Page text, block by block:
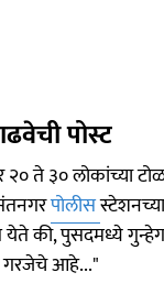
पोस्ट
ते ३० लोकांच्या
पोलीस
की, पुसदमध्ये
गरजेचे आहे..."